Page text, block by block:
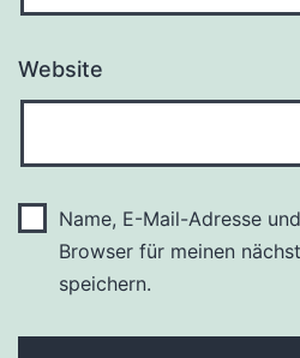
Website
Name, E-Mail-Adresse
Browser für meinen
speichern.